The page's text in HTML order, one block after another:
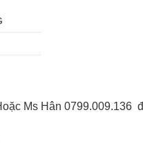
Ms Hân 0799.009.136